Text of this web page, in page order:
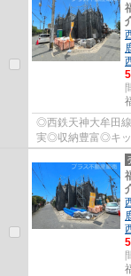
◎西鉄天神大牟田
実◎収納豊富◎キ
対応◎